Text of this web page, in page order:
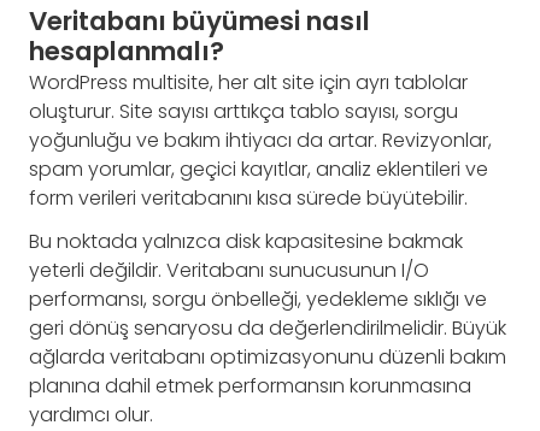
Veritabanı büyümesi nasıl
hesaplanmalı?
WordPress multisite, her alt site için ayrı tablolar
oluşturur. Site sayısı arttıkça tablo sayısı, sorgu
yoğunluğu ve bakım ihtiyacı da artar. Revizyonlar,
spam yorumlar, geçici kayıtlar, analiz eklentileri ve
form verileri veritabanını kısa sürede büyütebilir.
Bu noktada yalnızca disk kapasitesine bakmak
yeterli değildir. Veritabanı sunucusunun I/O
performansı, sorgu önbelleği, yedekleme sıklığı ve
geri dönüş senaryosu da değerlendirilmelidir. Büyük
ağlarda veritabanı optimizasyonunu düzenli bakım
planına dahil etmek performansın korunmasına
yardımcı olur.